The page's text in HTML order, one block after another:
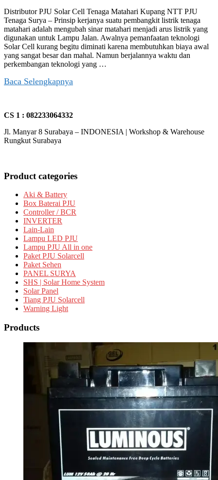
Distributor PJU Solar Cell Tenaga Matahari Kupang NTT PJU
Tenaga Surya – Prinsip kerjanya suatu pembangkit listrik tenaga
matahari adalah mengubah sinar matahari menjadi arus listrik yang
digunakan untuk Lampu Jalan. Awalnya pemanfaatan teknologi
Solar Cell kurang begitu diminati karena membutuhkan biaya awal
yang sangat besar dan mahal. Namun berjalannya waktu dan
perkembangan teknologi yang …
Baca Selengkapnya
CS 1 : 082233064332
Jl. Manyar 8 Surabaya – INDONESIA | Workshop & Warehouse
Rungkut Surabaya
Product categories
Aki & Battery
Box Baterai PJU
Controller / BCR
INVERTER
Lain-Lain
Lampu LED PJU
Lampu PJU All in one
Paket PJU Solarcell
Paket Sehen
PANEL SURYA
SHS | Solar Home System
Solar Panel
Tiang PJU Solarcell
Warning Light
Products